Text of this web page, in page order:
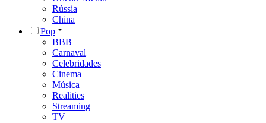
Rússia
China
Pop
BBB
Carnaval
Celebridades
Cinema
Música
Realities
Streaming
TV